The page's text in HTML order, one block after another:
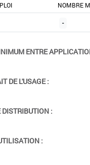
NOMBRE
-
ENTRE
DE L'USAGE :
DISTRIBUTION :
: